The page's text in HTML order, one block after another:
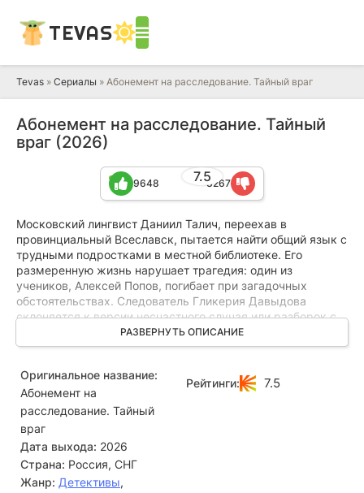
TEVAS
Tevas » Сериалы » Абонемент на расследование. Тайный враг
Абонемент на расследование. Тайный
враг (2026)
7.5
9648 3267
Московский лингвист Даниил Талич, переехав в
провинциальный Всеславск, пытается найти общий язык с
трудными подростками в местной библиотеке. Его
размеренную жизнь нарушает трагедия: один из
учеников, Алексей Попов, погибает при загадочных
обстоятельствах. Следователь Гликерия Давыдова
склоняется к версии несчастного случая или разборок с
криминальными элементами.
верить в простое совпадение, он начинает собственное
расследование. Его интуиция и профессиональные знания
ведут его в самое сердце тайны — местный поэтический
кружок, где за красивыми стихами, возможно,
скрывается пугающая правда.
РАЗВЕРНУТЬ ОПИСАНИЕ
Оригинальное название:
Абонемент на
расследование. Тайный
враг
Дата выхода: 2026
Страна: Россия, СНГ
Жанр: Детективы,
Рейтинги: 7.5